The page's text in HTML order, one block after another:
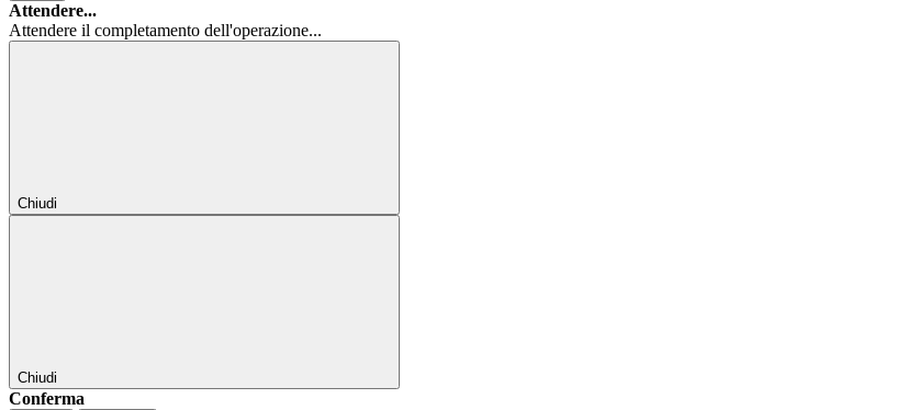
Attendere...
Attendere il completamento dell'operazione...
Chiudi
Chiudi
Conferma